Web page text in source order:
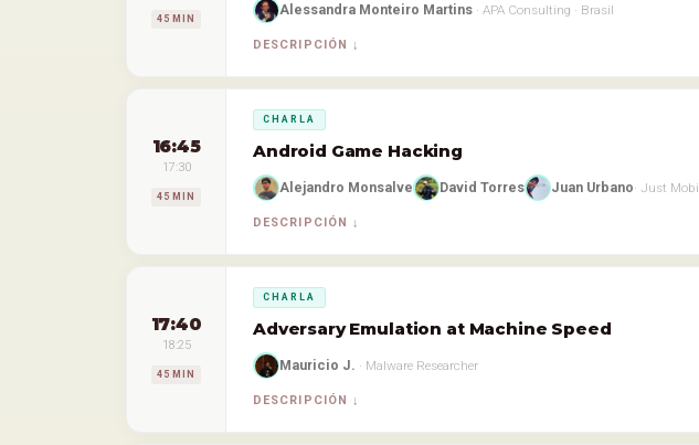
45 MIN
Alessandra Monteiro Martins · APA Consulting · Brasil
DESCRIPCIÓN
16:45
17:30
45 MIN
CHARLA
Android Game Hacking
Alejandro Monsalve David Torres Juan Urbano· Just
DESCRIPCIÓN
17:40
18:25
45 MIN
CHARLA
Adversary Emulation at Machine Speed
Mauricio J. · Malware Researcher
DESCRIPCIÓN